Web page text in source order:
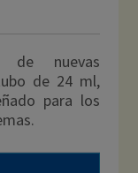
de nuevas
de 24 ml,
para los